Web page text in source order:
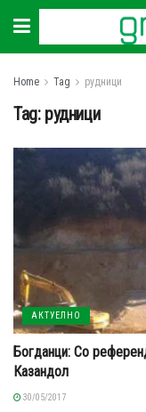
Home Tag рудници
Tag: рудници
АКТУЕЛНО
Богданци: Со
Казандол
30/05/2017